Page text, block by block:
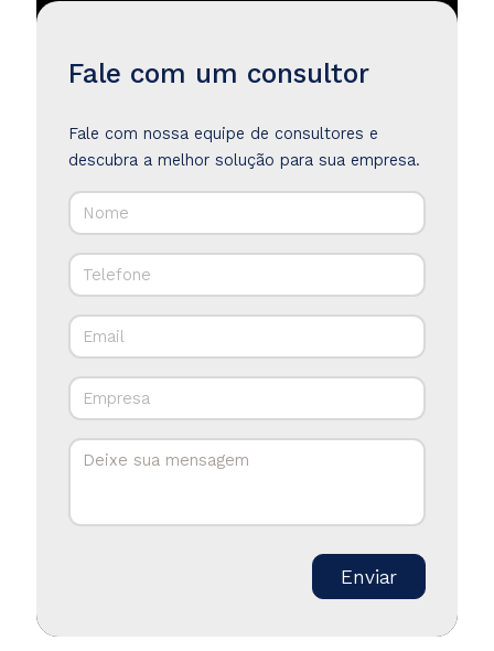
Fale com um consultor
Fale com nossa equipe de consultores e
descubra a melhor solução para sua empresa.
Enviar